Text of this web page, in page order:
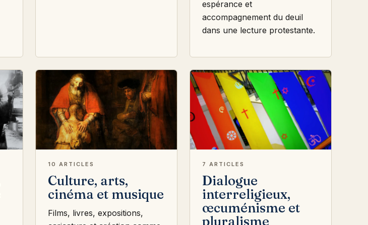
espérance et
accompagnement du deuil
dans une lecture protestante.
10 ARTICLES
Culture, arts,
cinéma et musique
Films, livres, expositions,
7 ARTICLES
Dialogue
interreligieux,
œcuménisme et
pluralisme